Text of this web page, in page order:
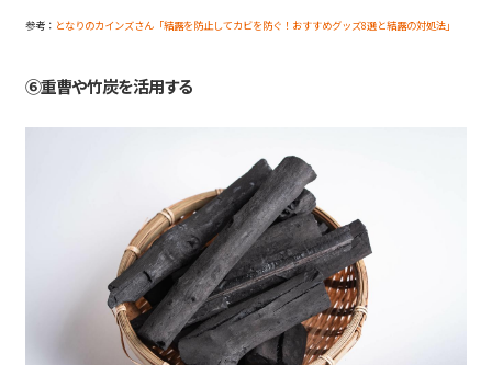
参考： となりのカインズさん「結露を防止してカビを防ぐ！おすすめグッズ8選と結露の対処法」
⑥重曹や竹炭を活用する